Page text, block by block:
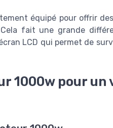
équipé pour offrir
fait une grande
LCD qui permet de
1000w pour